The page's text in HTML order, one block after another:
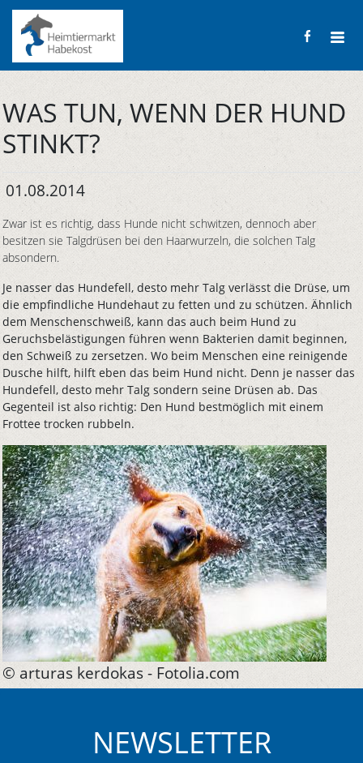
WAS TUN, WENN DER HUND
STINKT?
01.08.2014
Zwar ist es richtig, dass Hunde nicht schwitzen, dennoch aber
besitzen sie Talgdrüsen bei den Haarwurzeln, die solchen Talg
absondern.
Je nasser das Hundefell, desto mehr Talg verlässt die Drüse, um
die empfindliche Hundehaut zu fetten und zu schützen. Ähnlich
dem Menschenschweiß, kann das auch beim Hund zu
Geruchsbelästigungen führen wenn Bakterien damit beginnen,
den Schweiß zu zersetzen. Wo beim Menschen eine reinigende
Dusche hilft, hilft eben das beim Hund nicht. Denn je nasser das
Hundefell, desto mehr Talg sondern seine Drüsen ab. Das
Gegenteil ist also richtig: Den Hund bestmöglich mit einem
Frottee trocken rubbeln.
© arturas kerdokas - Fotolia.com
NEWSLETTER